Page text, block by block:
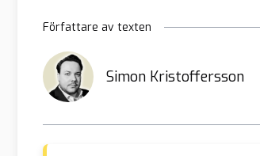
Författare av texten
Simon Kristoffersson